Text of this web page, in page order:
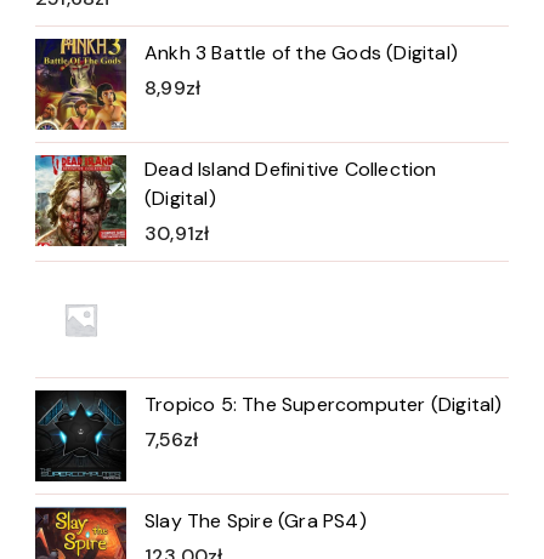
Ankh 3 Battle of the Gods (Digital)
8,99zł
Dead Island Definitive Collection
(Digital)
30,91zł
Tropico 5: The Supercomputer (Digital)
7,56zł
Slay The Spire (Gra PS4)